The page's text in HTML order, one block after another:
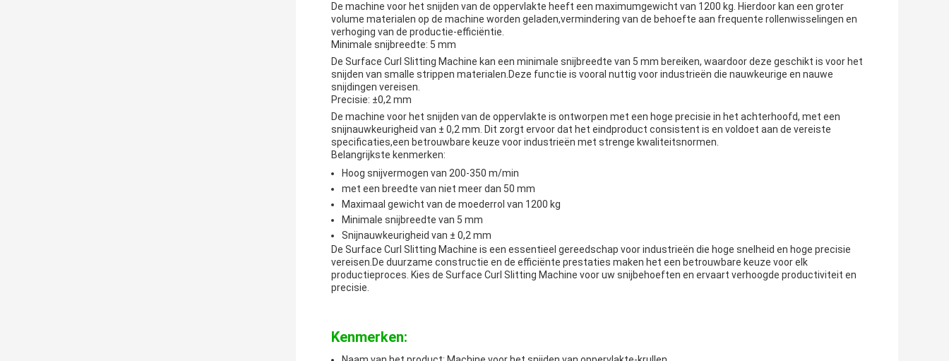
De machine voor het snijden van de oppervlakte heeft een maximumgewicht van 1200 kg. Hierdoor kan een groter
volume materialen op de machine worden geladen,vermindering van de behoefte aan frequente rollenwisselingen en
verhoging van de productie-efficiëntie.
Minimale snijbreedte: 5 mm
De Surface Curl Slitting Machine kan een minimale snijbreedte van 5 mm bereiken, waardoor deze geschikt is voor het
snijden van smalle strippen materialen.Deze functie is vooral nuttig voor industrieën die nauwkeurige en nauwe
snijdingen vereisen.
Precisie: ±0,2 mm
De machine voor het snijden van de oppervlakte is ontworpen met een hoge precisie in het achterhoofd, met een
snijnauwkeurigheid van ± 0,2 mm. Dit zorgt ervoor dat het eindproduct consistent is en voldoet aan de vereiste
specificaties,een betrouwbare keuze voor industrieën met strenge kwaliteitsnormen.
Belangrijkste kenmerken:
Hoog snijvermogen van 200-350 m/min
met een breedte van niet meer dan 50 mm
Maximaal gewicht van de moederrol van 1200 kg
Minimale snijbreedte van 5 mm
Snijnauwkeurigheid van ± 0,2 mm
De Surface Curl Slitting Machine is een essentieel gereedschap voor industrieën die hoge snelheid en hoge precisie
vereisen.De duurzame constructie en de efficiënte prestaties maken het een betrouwbare keuze voor elk
productieproces. Kies de Surface Curl Slitting Machine voor uw snijbehoeften en ervaart verhoogde productiviteit en
precisie.
Kenmerken: